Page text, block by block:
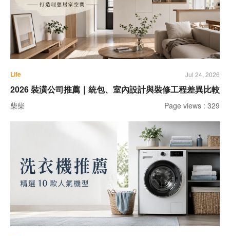
Life Jul 24, 2026
2026 裝潢公司推薦｜統包、室內設計與裝修工程差異比較
柴柴 Page views : 329